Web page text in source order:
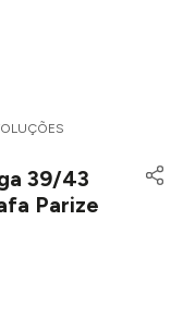
39/43
Parize